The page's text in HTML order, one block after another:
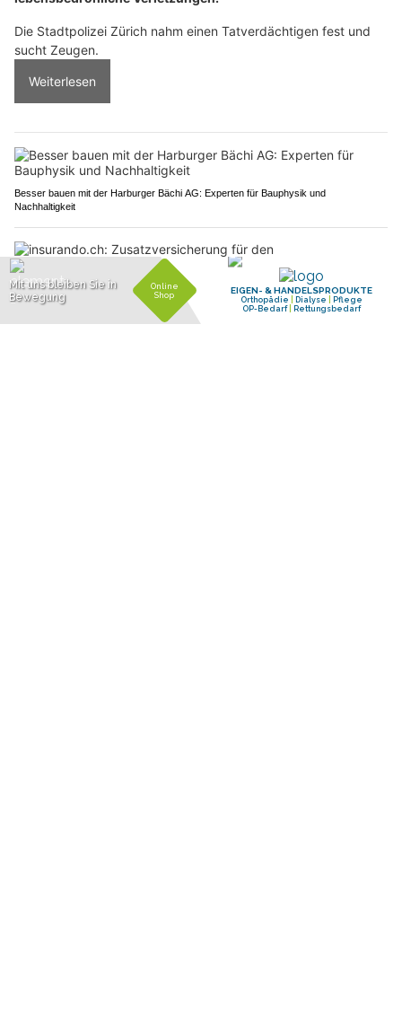
Die Stadtpolizei Zürich nahm einen Tatverdächtigen fest und
sucht Zeugen.
Weiterlesen
Besser bauen mit der Harburger Bächi AG: Experten für Bauphysik und
Nachhaltigkeit
insurando.ch: Zusatzversicherung für den Gesundheitsschutz finden